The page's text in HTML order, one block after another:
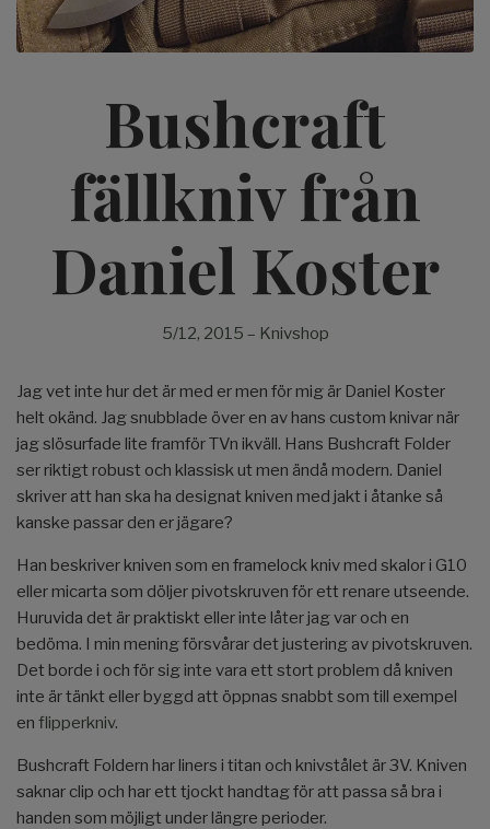
Bushcraft
fällkniv från
Daniel Koster
5/12, 2015 – Knivshop
Jag vet inte hur det är med er men för mig är Daniel Koster
helt okänd. Jag snubblade över en av hans custom knivar när
jag slösurfade lite framför TVn ikväll. Hans Bushcraft Folder
ser riktigt robust och klassisk ut men ändå modern. Daniel
skriver att han ska ha designat kniven med jakt i åtanke så
kanske passar den er jägare?
Han beskriver kniven som en framelock kniv med skalor i G10
eller micarta som döljer pivotskruven för ett renare utseende.
Huruvida det är praktiskt eller inte låter jag var och en
bedöma. I min mening försvårar det justering av pivotskruven.
Det borde i och för sig inte vara ett stort problem då kniven
inte är tänkt eller byggd att öppnas snabbt som till exempel
en flipperkniv.
Bushcraft Foldern har liners i titan och knivstålet är 3V. Kniven
saknar clip och har ett tjockt handtag för att passa så bra i
handen som möjligt under längre perioder.